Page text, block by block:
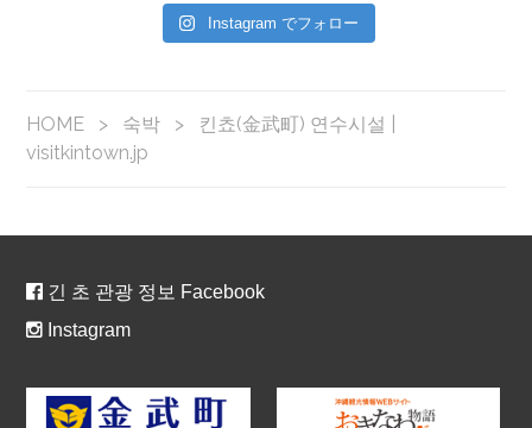
Instagram でフォロー
HOME > 숙박 >
킨쵸(金武町) 연수시설 |
visitkintown.jp
긴 초 관광 정보 Facebook
Instagram